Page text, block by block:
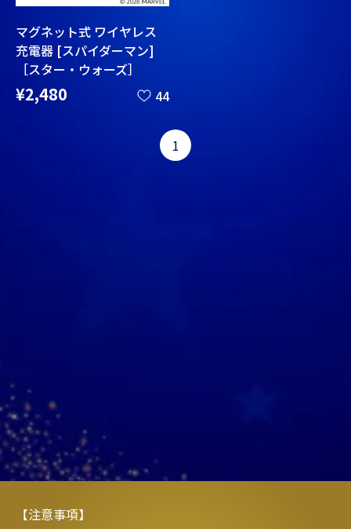
44
マグネット式 ワイヤレス
充電器 [スパイダーマン]
［スター・ウォーズ］
¥2,480
1
【注意事項】